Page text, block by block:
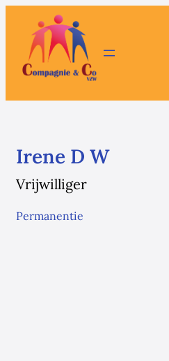
Irene D W
Vrijwilliger
Permanentie